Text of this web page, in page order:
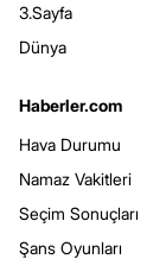
3.Sayfa
Dünya
Haberler.com
Hava Durumu
Namaz Vakitleri
Seçim Sonuçları
Şans Oyunları